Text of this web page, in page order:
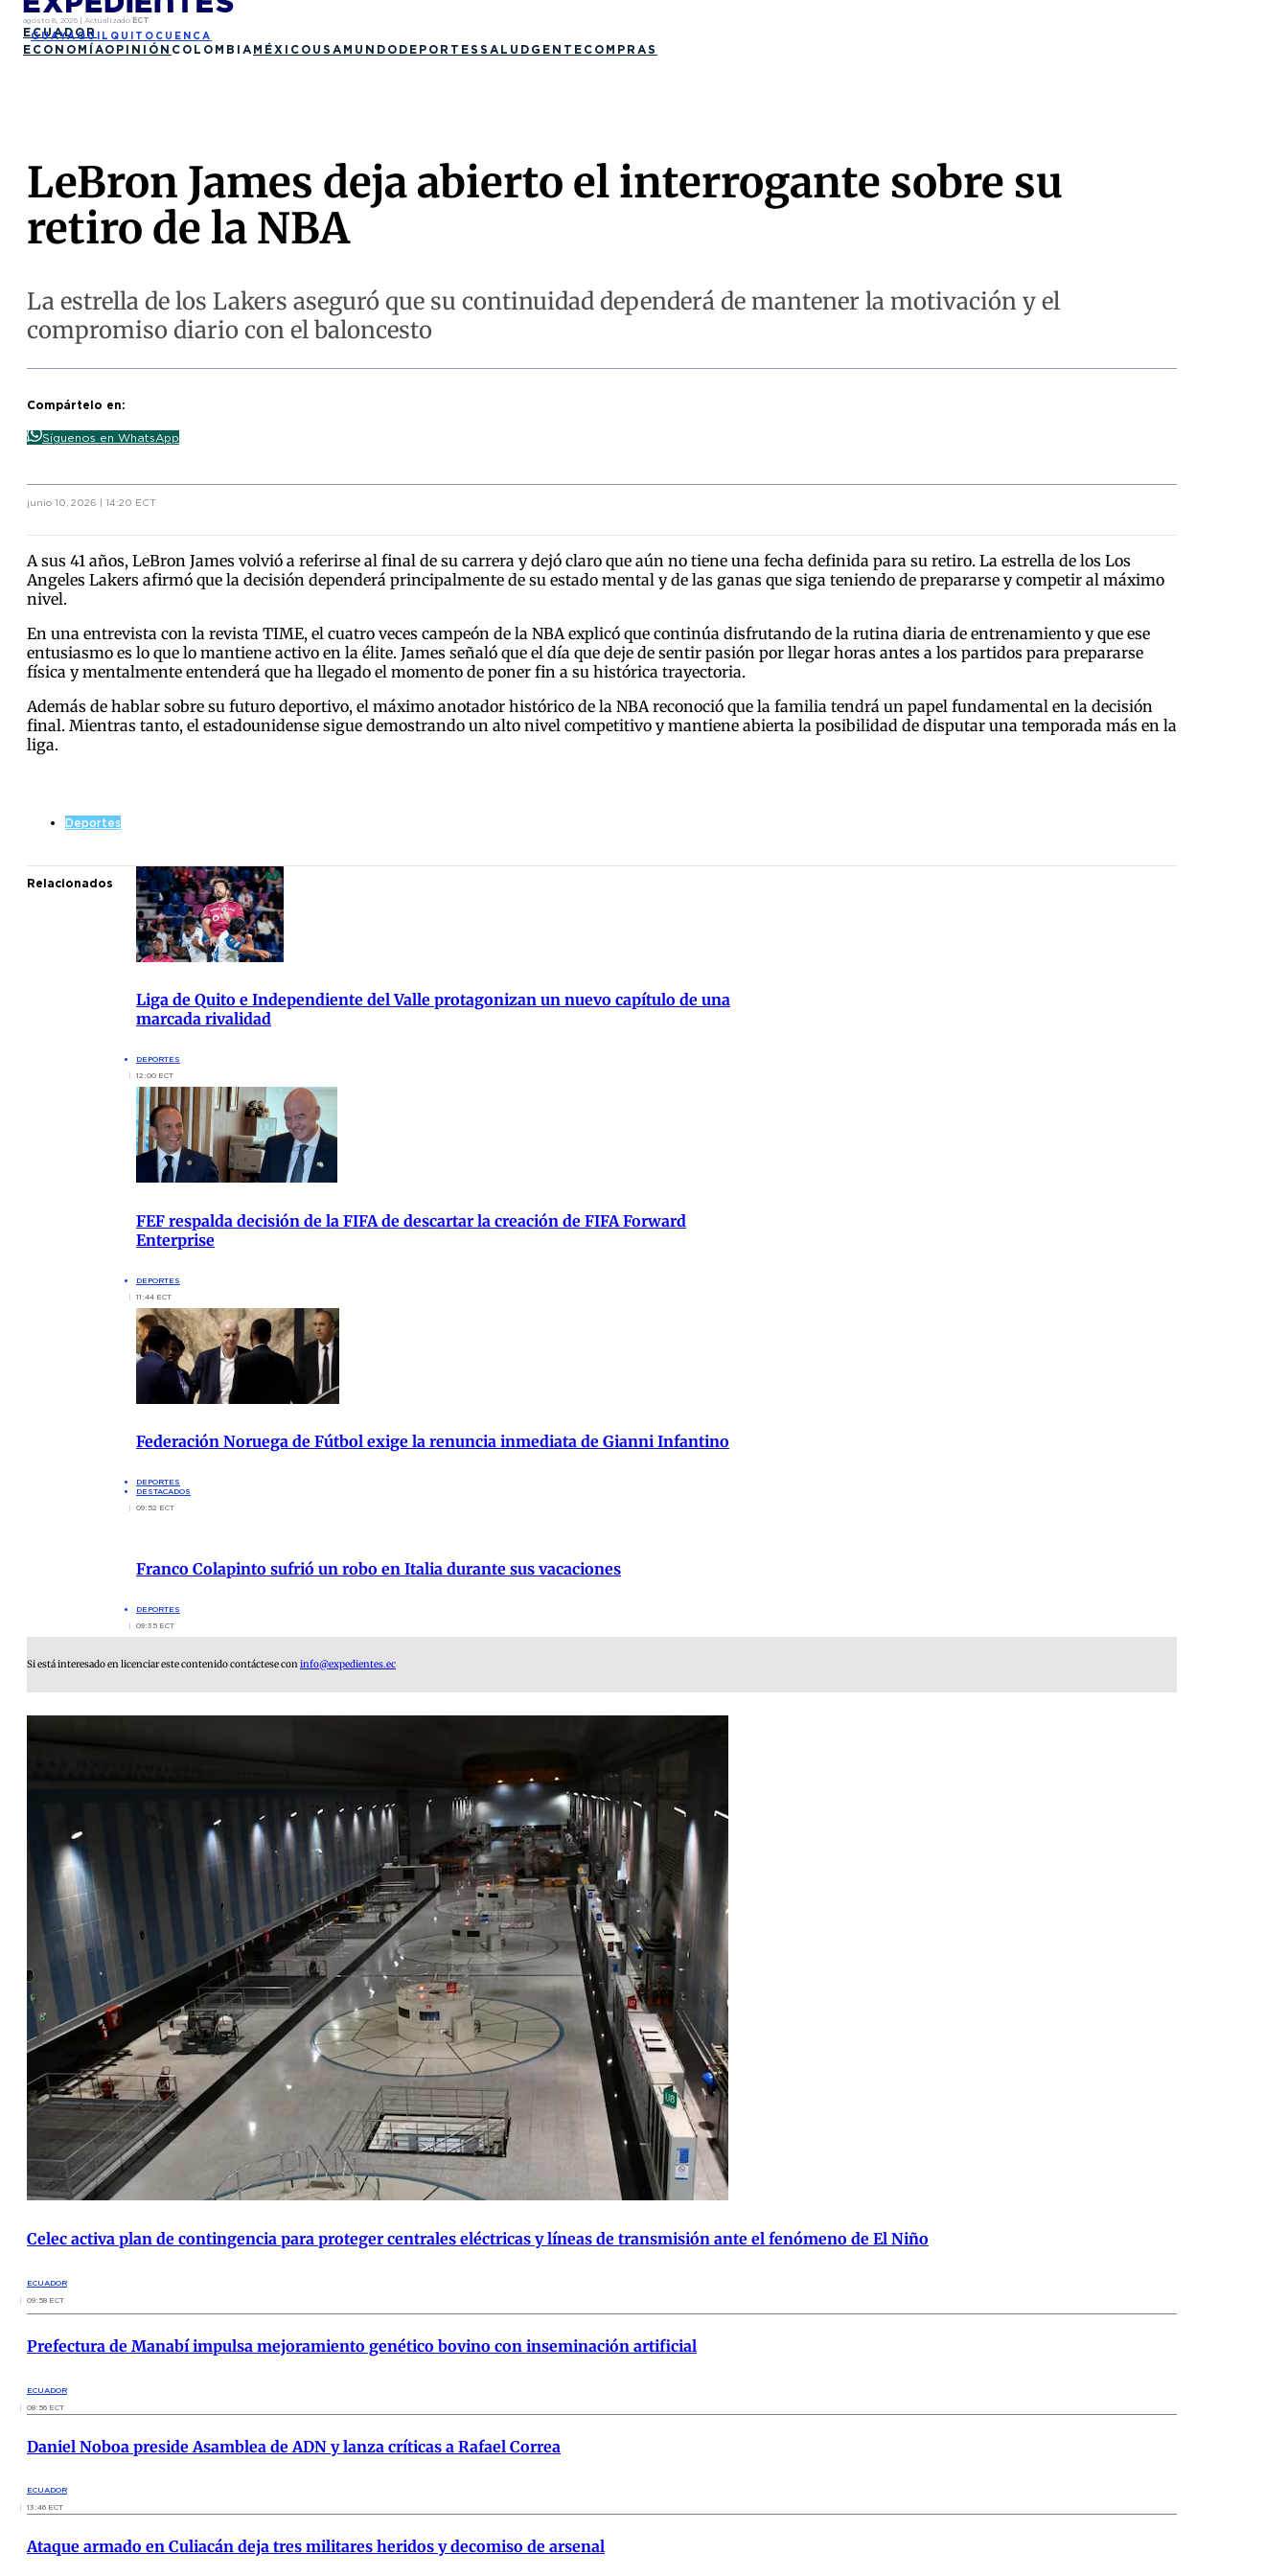
agosto 8, 2026 | Actualizado ECT
ECUADOR
GUAYAQUIL QUITO CUENCA
ECONOMÍAOPINIÓN COLOMBIA MÉXICO USA MUNDO DEPORTES SALUD GENTE COMPRAS
LeBron James deja abierto el interrogante sobre su
retiro de la NBA
La estrella de los Lakers aseguró que su continuidad dependerá de mantener la motivación y el
compromiso diario con el baloncesto
Compártelo en:
Síguenos en WhatsApp
junio 10, 2026 | 14:20 ECT
A sus 41 años, LeBron James volvió a referirse al final de su carrera y dejó claro que aún no tiene una fecha definida para su retiro. La estrella de los Los
Angeles Lakers afirmó que la decisión dependerá principalmente de su estado mental y de las ganas que siga teniendo de prepararse y competir al máximo
nivel.
En una entrevista con la revista TIME, el cuatro veces campeón de la NBA explicó que continúa disfrutando de la rutina diaria de entrenamiento y que ese
entusiasmo es lo que lo mantiene activo en la élite. James señaló que el día que deje de sentir pasión por llegar horas antes a los partidos para prepararse
física y mentalmente entenderá que ha llegado el momento de poner fin a su histórica trayectoria.
Además de hablar sobre su futuro deportivo, el máximo anotador histórico de la NBA reconoció que la familia tendrá un papel fundamental en la decisión
final. Mientras tanto, el estadounidense sigue demostrando un alto nivel competitivo y mantiene abierta la posibilidad de disputar una temporada más en la
liga.
Deportes
Relacionados
Liga de Quito e Independiente del Valle protagonizan un nuevo capítulo de una
marcada rivalidad
DEPORTES
12:00 ECT
FEF respalda decisión de la FIFA de descartar la creación de FIFA Forward
Enterprise
DEPORTES
11:44 ECT
Federación Noruega de Fútbol exige la renuncia inmediata de Gianni Infantino
DEPORTES
DESTACADOS
09:52 ECT
Franco Colapinto sufrió un robo en Italia durante sus vacaciones
DEPORTES
09:35 ECT
Si está interesado en licenciar este contenido contáctese coninfo@expedientes.ec
Celec activa plan de contingencia para proteger centrales eléctricas y líneas de transmisión ante el fenómeno de El Niño
ECUADOR
09:58 ECT
Prefectura de Manabí impulsa mejoramiento genético bovino con inseminación artificial
ECUADOR
08:56 ECT
Daniel Noboa preside Asamblea de ADN y lanza críticas a Rafael Correa
ECUADOR
13:46 ECT
Ataque armado en Culiacán deja tres militares heridos y decomiso de arsenal